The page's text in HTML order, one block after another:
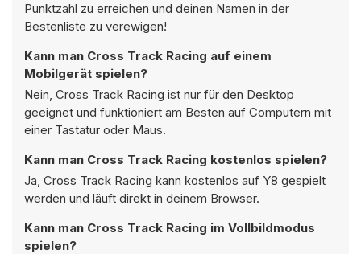
Punktzahl zu erreichen und deinen Namen in der
Bestenliste zu verewigen!
Kann man Cross Track Racing auf einem
Mobilgerät spielen?
Nein, Cross Track Racing ist nur für den Desktop
geeignet und funktioniert am Besten auf Computern mit
einer Tastatur oder Maus.
Kann man Cross Track Racing kostenlos spielen?
Ja, Cross Track Racing kann kostenlos auf Y8 gespielt
werden und läuft direkt in deinem Browser.
Kann man Cross Track Racing im Vollbildmodus
spielen?